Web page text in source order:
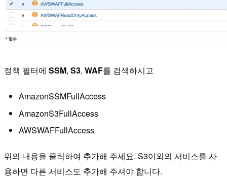
정책 필터에 SSM, S3, WAF를 검색하시고
AmazonSSMFullAccess
AmazonS3FullAccess
AWSWAFFullAccess
위의 내용을 클릭하여 추가해 주세요. S3이외의 서비스를 사
용하면 다른 서비스도 추가해 주셔야 합니다.